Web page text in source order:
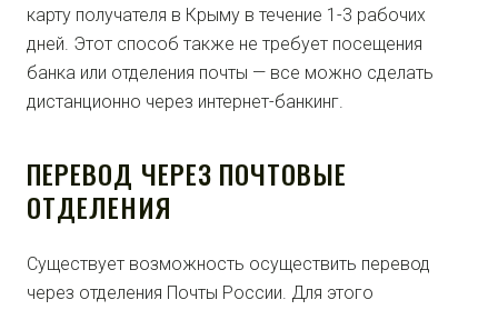
карту получателя в Крыму в течение 1-3 рабочих
дней. Этот способ также не требует посещения
банка или отделения почты — все можно сделать
дистанционно через интернет-банкинг.
ПЕРЕВОД ЧЕРЕЗ ПОЧТОВЫЕ
ОТДЕЛЕНИЯ
Существует возможность осуществить перевод
через отделения Почты России. Для этого